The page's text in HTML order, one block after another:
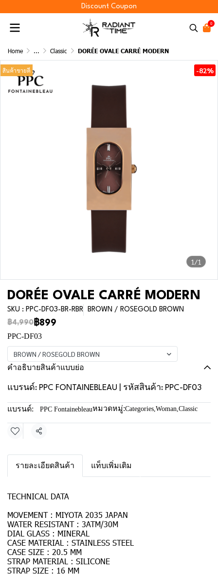
Discount Coupon
0
Home ... Classic DORÉE OVALE CARRÉ MODERN
1/1
สินค้าขายดี -82%
DORÉE OVALE CARRÉ MODERN
SKU : PPC-DF03-BR-RBR BROWN / ROSEGOLD BROWN
฿4,990 ฿899
PPC-DF03
BROWN / ROSEGOLD BROWN
คำอธิบายสินค้าแบบย่อ
แบรนด์: PPC FONTAINEBLEAU | รหัสสินค้า: PPC-DF03
แบรนด์: PPC Fontainebleauหมวดหมู่:Categories,Woman,Classic
แชร์
รายละเอียดสินค้า แท็บเพิ่มเติม
TECHNICAL DATA
MOVEMENT : MIYOTA 2035 JAPAN
WATER RESISTANT : 3ATM/30M
DIAL GLASS : MINERAL
CASE MATERIAL : STAINLESS STEEL
CASE SIZE : 20.5 MM
STRAP MATERIAL : SILICONE
STRAP SIZE : 16 MM